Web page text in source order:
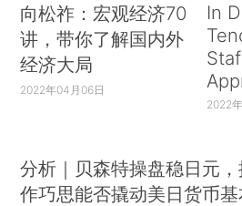
向松祚：宏观经济70
讲，带你了解国内外
经济大局
2022年04月06日
In
2022
分析｜贝森特操盘稳日元，
作巧思能否撬动美日货币基